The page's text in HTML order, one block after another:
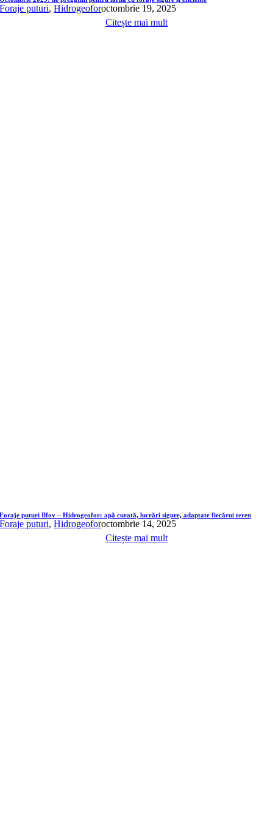
Foraje puturi,Hidrogeoforoctombrie 19, 2025
Citește mai mult
Foraje puțuri Ilfov – Hidrogeofor: apă curată, lucrări sigure, adaptate fiecărui teren
Foraje puturi,Hidrogeoforoctombrie 14, 2025
Citește mai mult